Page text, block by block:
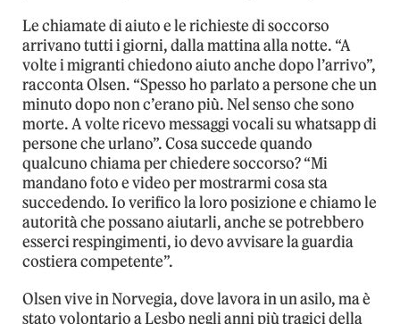
Le chiamate di aiuto e le richieste di soccorso
arrivano tutti i giorni, dalla mattina alla notte. “A
volte i migranti chiedono aiuto anche dopo l’arrivo”,
racconta Olsen. “Spesso ho parlato a persone che un
minuto dopo non c’erano più. Nel senso che sono
morte. A volte ricevo messaggi vocali su whatsapp di
persone che urlano”. Cosa succede quando
qualcuno chiama per chiedere soccorso? “Mi
mandano foto e video per mostrarmi cosa sta
succedendo. Io verifico la loro posizione e chiamo le
autorità che possano aiutarli, anche se potrebbero
esserci respingimenti, io devo avvisare la guardia
costiera competente”.
Olsen vive in Norvegia, dove lavora in un asilo, ma è
stato volontario a Lesbo negli anni più tragici della